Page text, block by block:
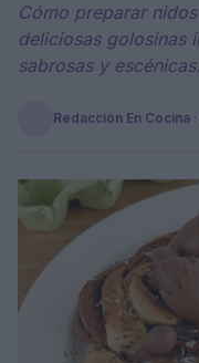
Cómo preparar
deliciosas golosinas
sabrosas y escénicas.
Redacción En Cocina ·